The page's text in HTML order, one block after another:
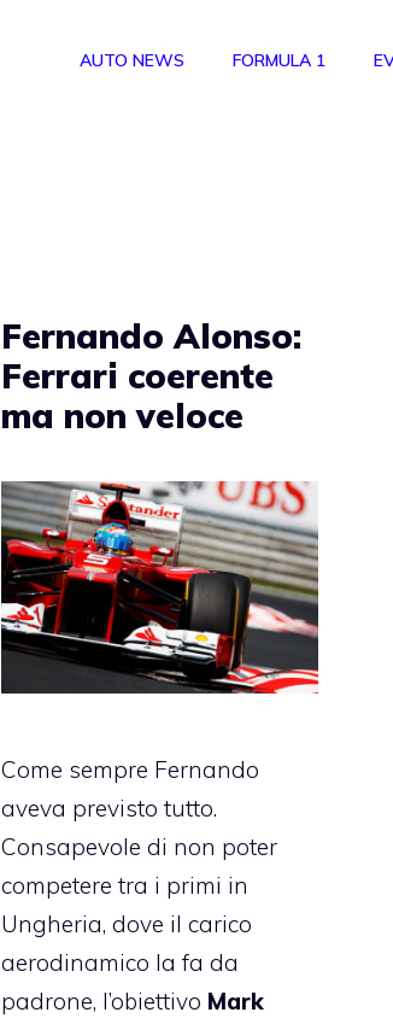
AUTO NEWS FORMULA 1
Fernando Alonso:
Ferrari coerente
ma non veloce
Come sempre Fernando
aveva previsto tutto.
Consapevole di non poter
competere tra i primi in
Ungheria, dove il carico
aerodinamico la fa da
padrone, l’obiettivo Mark